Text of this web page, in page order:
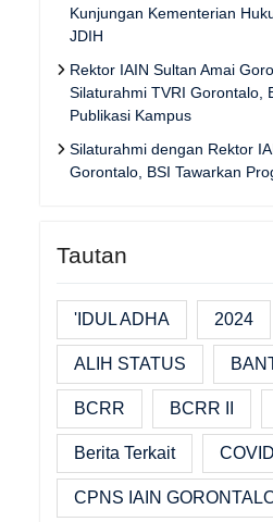
Kunjungan Kementerian
JDIH
Rektor IAIN Sultan Amai
Silaturahmi TVRI Gorontalo,
Publikasi Kampus
Silaturahmi dengan Rektor
Gorontalo, BSI Tawarkan
Tautan
'IDUL ADHA 2024
ALIH STATUS
BCRR BCRR II
Berita Terkait
CPNS IAIN